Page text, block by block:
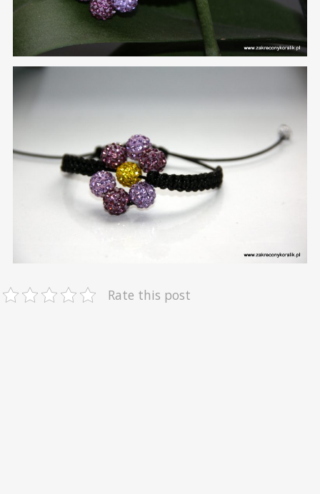
Rate this post